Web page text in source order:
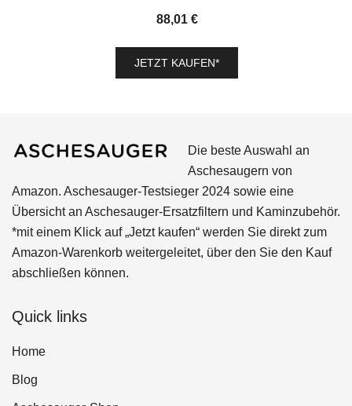
88,01 €
JETZT KAUFEN*
Die beste Auswahl an
Aschesaugern von
Amazon. Aschesauger-Testsieger 2024 sowie eine
Übersicht an Aschesauger-Ersatzfiltern und Kaminzubehör.
*mit einem Klick auf „Jetzt kaufen“ werden Sie direkt zum
Amazon-Warenkorb weitergeleitet, über den Sie den Kauf
abschließen können.
Quick links
Home
Blog